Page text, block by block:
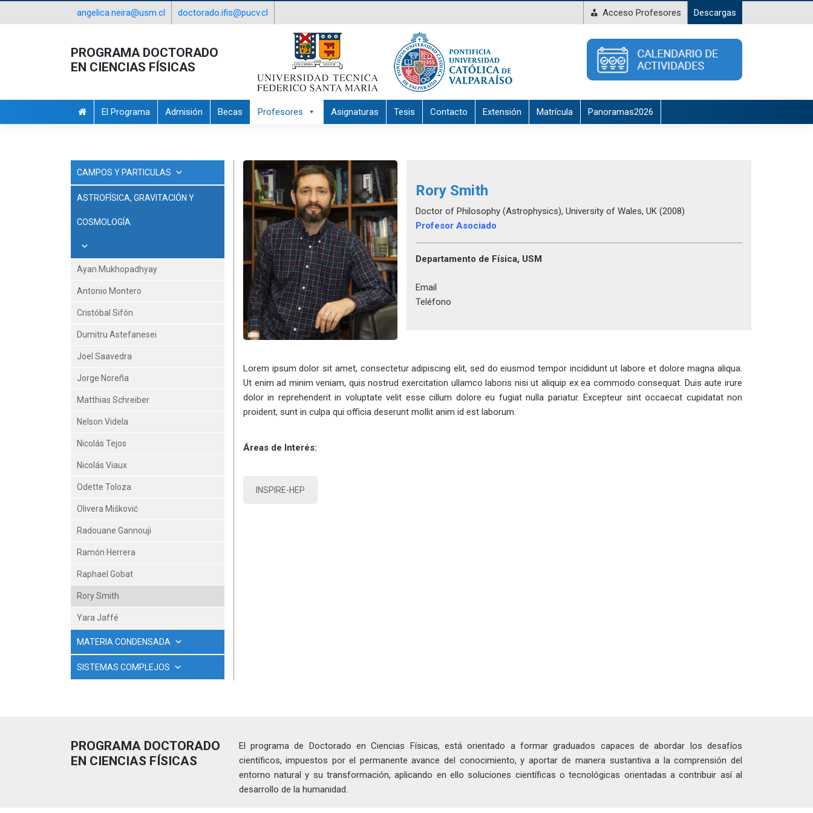
angelica.neira@usm.cl doctorado.ifis@pucv.cl Acceso Profesores Descargas
PROGRAMA DOCTORADO
EN CIENCIAS FÍSICAS
El Programa Admisión Becas Profesores Asignaturas Tesis Contacto Extensión Matrícula Panoramas2026
CAMPOS Y PARTICULAS
ASTROFÍSICA, GRAVITACIÓN Y
COSMOLOGÍA
Ayan Mukhopadhyay
Antonio Montero
Cristóbal Sifón
Dumitru Astefanesei
Joel Saavedra
Jorge Noreña
Matthias Schreiber
Nelson Videla
Nicolás Tejos
Nicolás Viaux
Odette Toloza
Olivera Mišković
Radouane Gannouji
Ramón Herrera
Raphael Gobat
Rory Smith
Yara Jaffé
MATERIA CONDENSADA
SISTEMAS COMPLEJOS
Rory Smith
Doctor of Philosophy (Astrophysics), University of Wales, UK (2008)
Profesor Asociado
Departamento de Física, USM
Email
Teléfono
Lorem ipsum dolor sit amet, consectetur adipiscing elit, sed do eiusmod tempor incididunt ut labore et dolore magna aliqua.
Ut enim ad minim veniam, quis nostrud exercitation ullamco laboris nisi ut aliquip ex ea commodo consequat. Duis aute irure
dolor in reprehenderit in voluptate velit esse cillum dolore eu fugiat nulla pariatur. Excepteur sint occaecat cupidatat non
proident, sunt in culpa qui officia deserunt mollit anim id est laborum.
Áreas de Interés:
INSPIRE-HEP
PROGRAMA DOCTORADO
EN CIENCIAS FÍSICAS
El programa de Doctorado en Ciencias Físicas, está orientado a formar graduados capaces de abordar los desafíos
científicos, impuestos por el permanente avance del conocimiento, y aportar de manera sustantiva a la comprensión del
entorno natural y su transformación, aplicando en ello soluciones científicas o tecnológicas orientadas a contribuir así al
desarrollo de la humanidad.